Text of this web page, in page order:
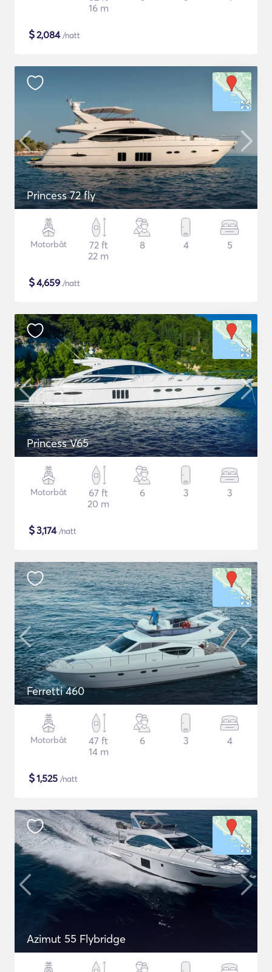
16 m
$2,084/natt
Princess 72 fly
Motorbåt
72 ft
22 m
8 4 5
$4,659 /natt
Princess V65
Motorbåt
67 ft
20 m
6 3 3
$3,174/natt
Ferretti 460
Motorbåt
47 ft
14 m
6 3 4
$1,525 /natt
Azimut 55 Flybridge